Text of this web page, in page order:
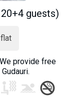
guests)
provide free